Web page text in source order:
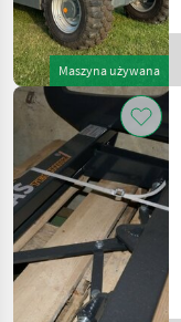
Maszyna używana